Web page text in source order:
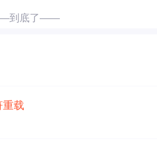
到底了——
重载